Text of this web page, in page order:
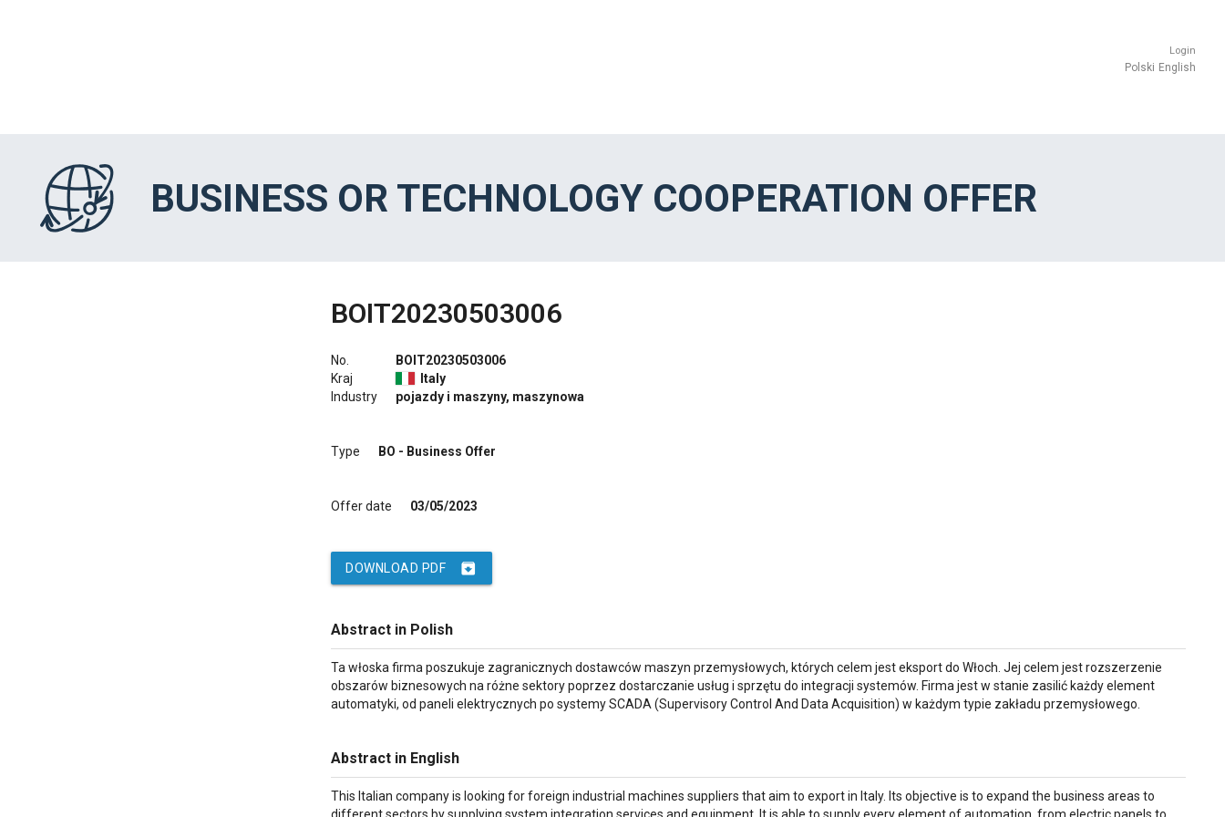
Login
Polski English
BUSINESS OR TECHNOLOGY COOPERATION OFFER
BOIT20230503006
No.
Kraj
Industry
BOIT20230503006
Italy
pojazdy i maszyny, maszynowa
Type BO - Business Offer
Offer date 03/05/2023
archive
DOWNLOAD PDF
Abstract in Polish
Ta włoska firma poszukuje zagranicznych dostawców maszyn przemysłowych, których celem jest eksport do Włoch. Jej celem jest rozszerzenie
obszarów biznesowych na różne sektory poprzez dostarczanie usług i sprzętu do integracji systemów. Firma jest w stanie zasilić każdy element
automatyki, od paneli elektrycznych po systemy SCADA (Supervisory Control And Data Acquisition) w każdym typie zakładu przemysłowego.
Abstract in English
This Italian company is looking for foreign industrial machines suppliers that aim to export in Italy. Its objective is to expand the business areas to